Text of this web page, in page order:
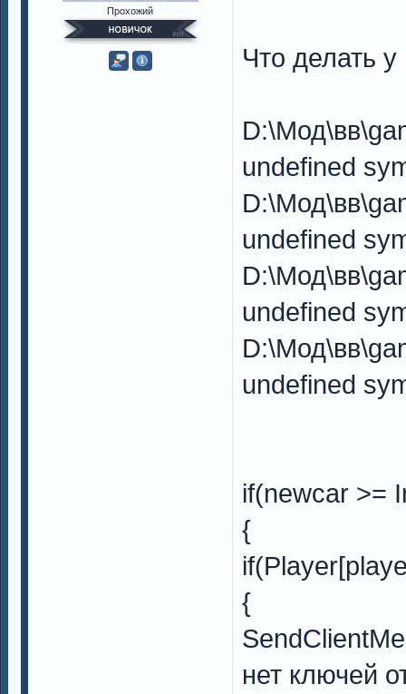
Прохожий
Что делать
undefined
undefined
undefined
undefined
if(newcar >=
{
{
нет ключей